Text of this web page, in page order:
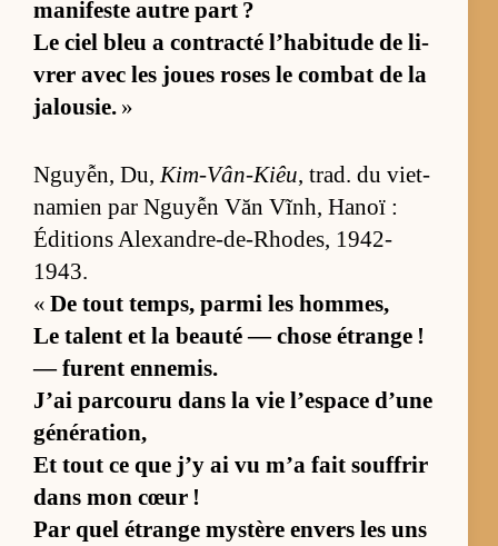
ma­ni­feste autre part ?
Le ciel bleu a contracté l’­ha­bi­tude de li­
vrer avec les joues roses le com­bat de la
ja­lou­sie. »
Nguyễn, Du,Kim-Vân-Kiêu, trad. du viet­
na­mien par Nguyễn Văn Vĩnh, Ha­noï :
Édi­tions Alexandre-de-Rho­des, 1942-
1943.
« De tout temps, parmi les hom­mes,
Le ta­lent et la beauté — chose étrange !
— furent en­ne­mis.
J’ai par­couru dans la vie l’es­pace d’une
gé­né­ra­tion,
Et tout ce que j’y ai vu m’a fait souf­frir
dans mon cœur !
Par quel étrange mys­tère en­vers les uns